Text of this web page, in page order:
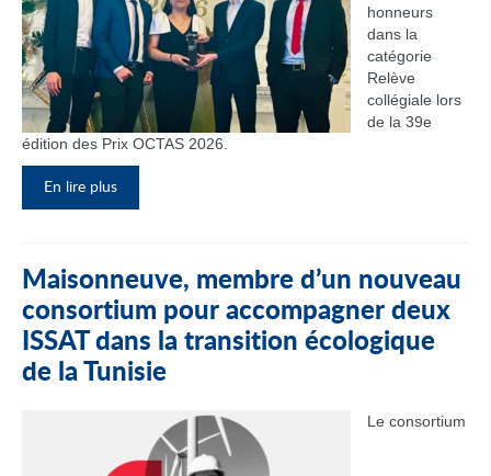
honneurs
dans la
catégorie
Relève
collégiale lors
de la 39e
édition des Prix OCTAS 2026.
En lire plus
Maisonneuve, membre d’un nouveau
consortium pour accompagner deux
ISSAT dans la transition écologique
de la Tunisie
Le consortium